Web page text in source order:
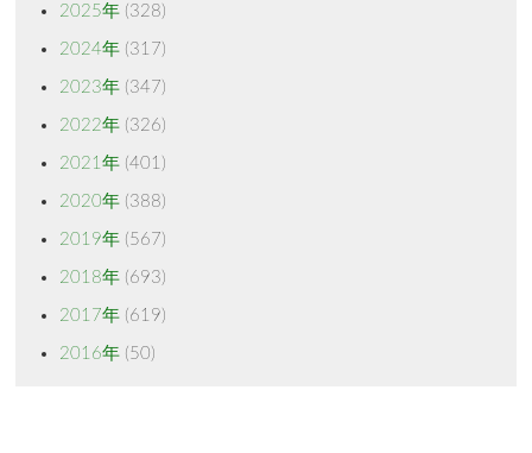
2025年(328)
2024年(317)
2023年(347)
2022年(326)
2021年(401)
2020年(388)
2019年(567)
2018年(693)
2017年(619)
2016年(50)